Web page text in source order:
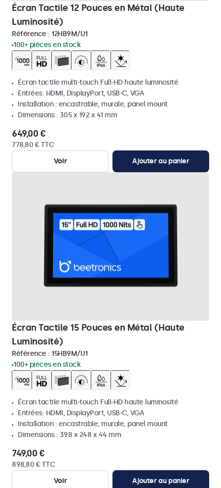
Écran Tactile 12 Pouces en Métal (Haute
Luminosité)
Référence : 12HB9M/U1
100+ pièces en stock
Écran tactile multi-touch Full-HD haute luminosité
Entrées: HDMI, DisplayPort, USB-C, VGA
Installation : encastrable, murale, panel mount
Dimensions : 305 x 192 x 41 mm
649,00 €
778,80 € TTC
Voir
Ajouter au panier
Écran Tactile 15 Pouces en Métal (Haute
Luminosité)
Référence : 15HB9M/U1
100+ pièces en stock
Écran tactile multi-touch Full-HD haute luminosité
Entrées: HDMI, DisplayPort, USB-C, VGA
Installation : encastrable, murale, panel mount
Dimensions : 398 x 248 x 44 mm
749,00 €
898,80 € TTC
Voir
Ajouter au panier